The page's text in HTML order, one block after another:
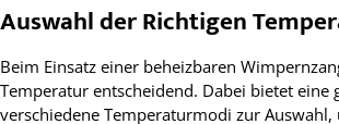
Auswahl der Richtigen
Beim Einsatz einer beheizbaren
Temperatur entscheidend. Dabei bietet eine
verschiedene Temperaturmodi zur Auswahl,